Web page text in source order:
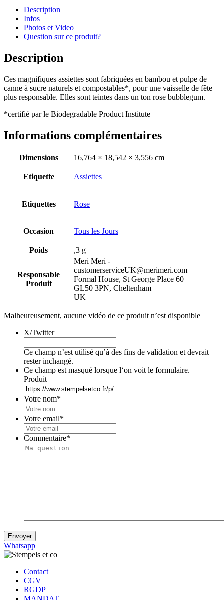
Description
Infos
Photos et Video
Question sur ce produit?
Description
Ces magnifiques assiettes sont fabriquées en bambou et pulpe de
canne à sucre naturels et compostables*, pour une vaisselle de fête
plus responsable. Elles sont teintes dans un ton rose bubblegum.
*certifié par le Biodegradable Product Institute
Informations complémentaires
Dimensions 16,764 × 18,542 × 3,556 cm
Etiquette Assiettes
Etiquettes Rose
Occasion Tous les Jours
Poids ,3 g
Responsable
Produit
Meri Meri -
customerserviceUK@merimeri.com
Formal House, St George Place 60
GL50 3PN, Cheltenham
UK
Malheureusement, aucune vidéo de ce produit n’est disponible
X/Twitter
Ce champ n’est utilisé qu’à des fins de validation et devrait
rester inchangé.
Ce champ est masqué lorsque l‘on voit le formulaire.
Produit
Votre nom*
Votre email*
Commentaire*
Whatsapp
Contact
CGV
RGDP